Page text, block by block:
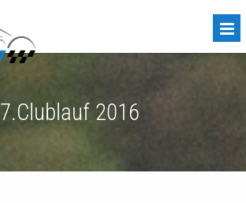
7.Clublauf 2016